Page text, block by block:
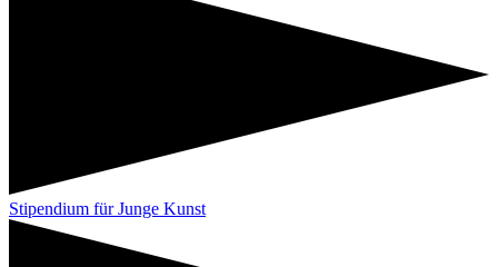
Stipendium für Junge Kunst